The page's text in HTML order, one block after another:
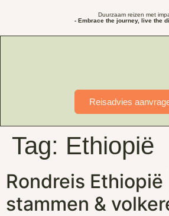
Duurzaam reizen met
- Embrace the journey, live the
Reisadvies
Tag: Ethiopië
Rondreis
stammen &